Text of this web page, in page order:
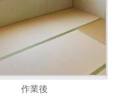
作業後